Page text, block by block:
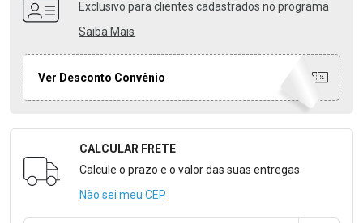
Exclusivo para clientes cadastrados no programa
Saiba Mais
Ver Desconto Convênio
Formulário para Calcular o Frete
CALCULAR FRETE
Calcule o prazo e o valor das suas entregas
Não sei meu CEP